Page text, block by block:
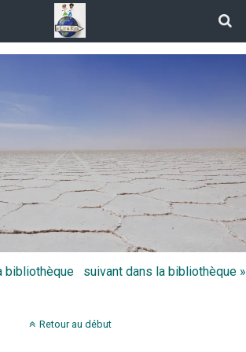
bibliothèque suivant dans la bibliothèque »
Retour au début